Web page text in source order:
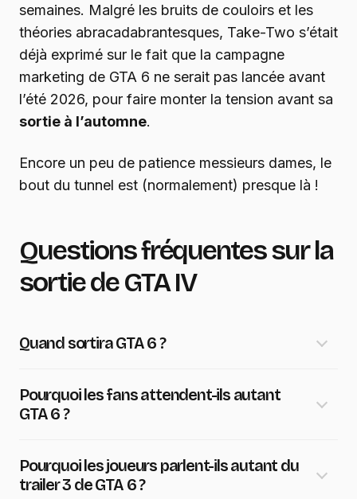
semaines. Malgré les bruits de couloirs et les
théories abracadabrantesques, Take-Two s’était
déjà exprimé sur le fait que la campagne
marketing de GTA 6 ne serait pas lancée avant
l’été 2026, pour faire monter la tension avant sa
sortie à l’automne.
Encore un peu de patience messieurs dames, le
bout du tunnel est (normalement) presque là !
Questions fréquentes sur la
sortie de GTA IV
Quand sortira GTA 6 ?
Pourquoi les fans attendent-ils autant
GTA 6 ?
Pourquoi les joueurs parlent-ils autant du
trailer 3 de GTA 6 ?